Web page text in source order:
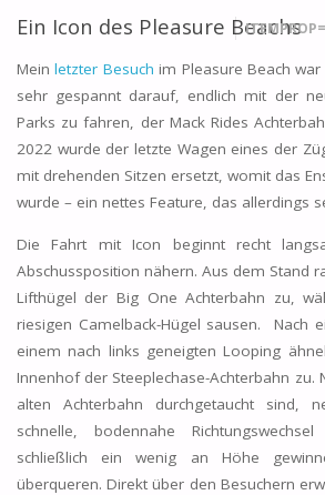
Ein Icon des Pleasure Beachs
Meinletzter Besuch im Pleasure Beach
sehr gespannt darauf, endlich mit der
Parks zu fahren, der Mack Rides
2022 wurde der letzte Wagen eines der
mit drehenden Sitzen ersetzt, womit das
wurde – ein nettes Feature, das allerdings
Die Fahrt mit Icon beginnt recht
Abschussposition nähern. Aus dem Stand
Lifthügel der Big One Achterbahn zu,
riesigen Camelback-Hügel sausen. Nach
einem nach links geneigten Looping
Innenhof der Steeplechase-Achterbahn zu.
alten Achterbahn durchgetaucht sind,
schnelle, bodennahe
schließlich ein wenig an Höhe
überqueren. Direkt über den Besuchern